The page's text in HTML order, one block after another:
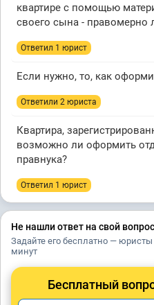
квартире с помощью
своего сына - правомерно
Ответил 1 юрист
Если нужно, то, как
Ответили 2 юристa
Квартира,
возможно ли оформить
правнука?
Ответил 1 юрист
Не нашли ответ на свой
Задайте его бесплатно — юристы
минут
Бесплатный